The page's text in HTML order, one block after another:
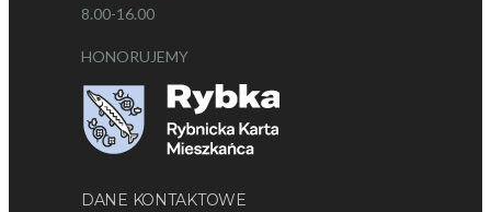
8.00-16.00
HONORUJEMY
DANE KONTAKTOWE